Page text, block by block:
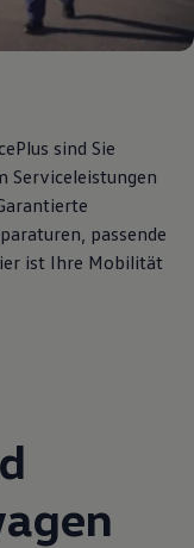
sind Sie
Serviceleistungen
passende
ist Ihre Mobilität